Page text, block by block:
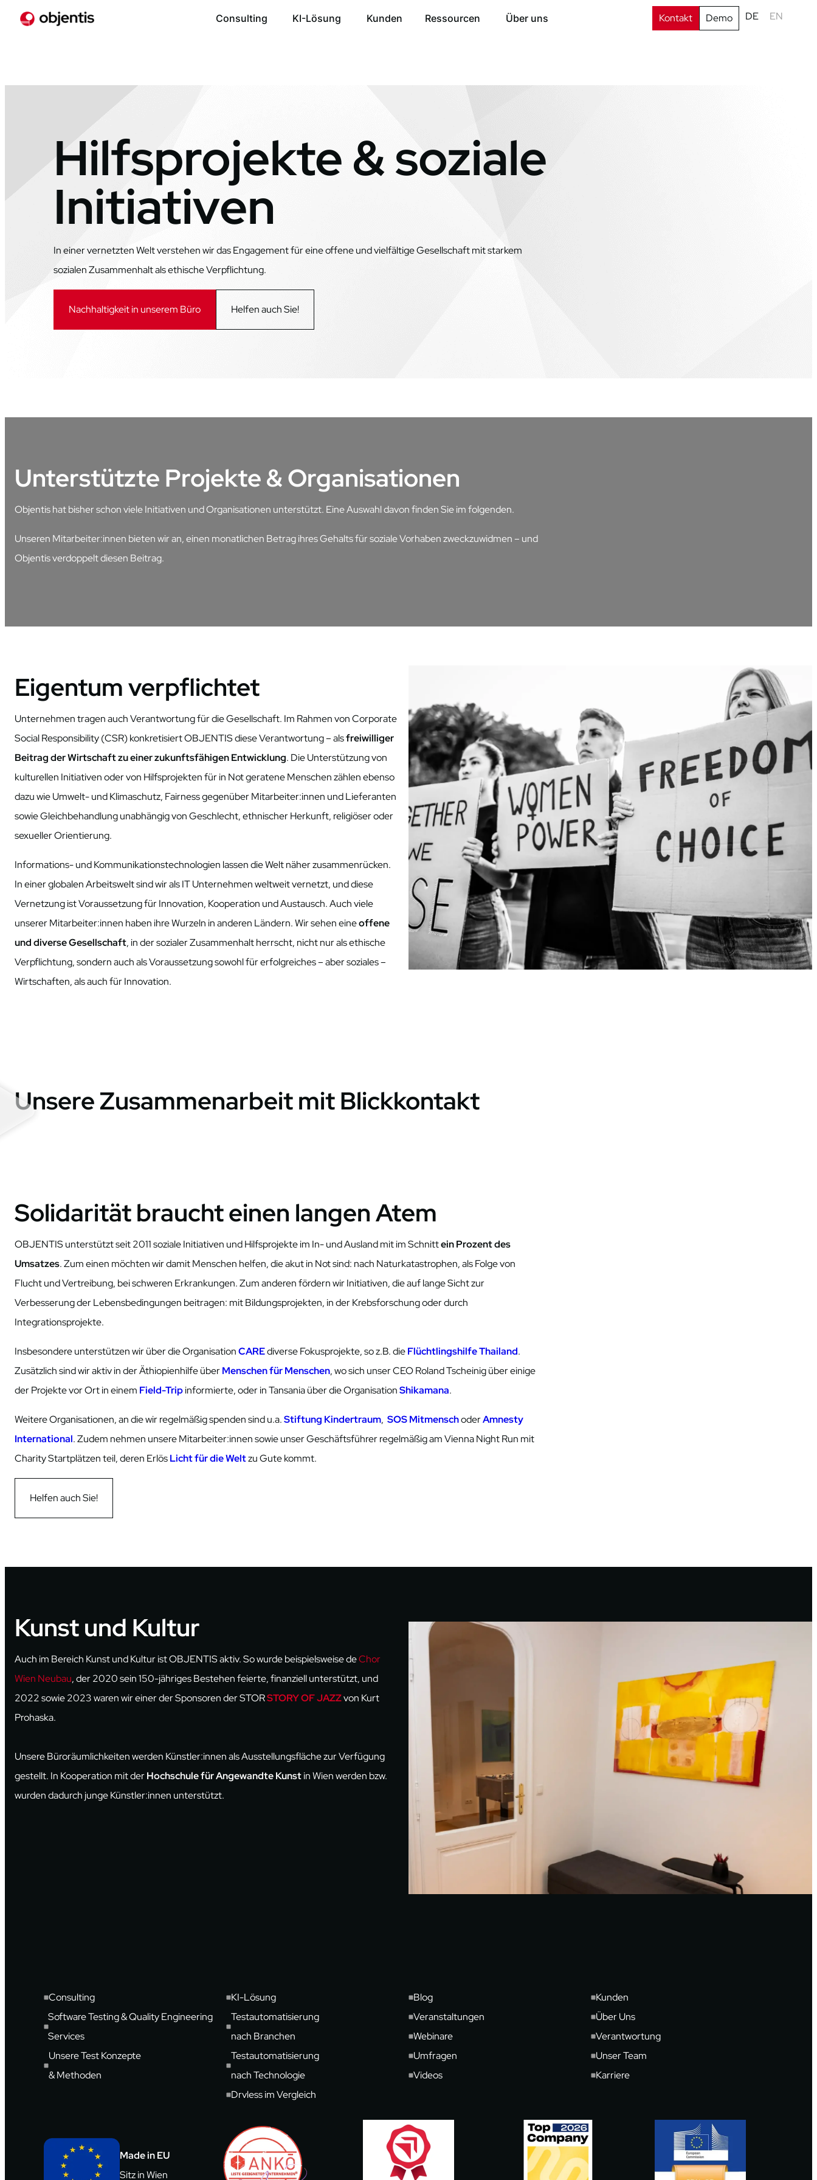
Consulting KI-Lösung Kunden Ressourcen Über uns Kontakt Demo DE EN
Hilfsprojekte & soziale
Initiativen
In einer vernetzten Welt verstehen wir das Engagement für eine offene und vielfältige Gesellschaft mit starkem
sozialen Zusammenhalt als ethische Verpflichtung.
Nachhaltigkeit in unserem Büro Helfen auch Sie!
Unterstützte Projekte & Organisationen
Objentis hat bisher schon viele Initiativen und Organisationen unterstützt. Eine Auswahl davon finden Sie im folgenden.
Unseren Mitarbeiter:innen bieten wir an, einen monatlichen Betrag ihres Gehalts für soziale Vorhaben zweckzuwidmen – und
Objentis verdoppelt diesen Beitrag.
Eigentum verpflichtet
Unternehmen tragen auch Verantwortung für die Gesellschaft. Im Rahmen von Corporate
Social Responsibility (CSR) konkretisiert OBJENTIS diese Verantwortung – alsfreiwilliger
Beitrag der Wirtschaft zu einer zukunftsfähigen Entwicklung. Die Unterstützung von
kulturellen Initiativen oder von Hilfsprojekten für in Not geratene Menschen zählen ebenso
dazu wie Um­welt- und Klimaschutz, Fairness gegenüber Mitarbeiter:innen und Lieferanten
sowie Gleichbehand­lung unabhängig von Geschlecht, ethnischer Herkunft, religiöser oder
sexueller Orientierung.
Informations- und Kommunikationstechnologien lassen die Welt näher zusammenrücken.
In einer globalen Arbeitswelt sind wir als IT Unternehmen weltweit vernetzt, und diese
Vernetzung ist Voraussetzung für Innovation, Kooperation und Austausch. Auch viele
unserer Mitarbeiter:innen haben ihre Wurzeln in anderen Ländern. Wir sehen eineoffene
und diverse Gesellschaft, in der sozialer Zusammenhalt herrscht, nicht nur als ethische
Verpflichtung, sondern auch als Voraussetzung sowohl für erfolgreiches – aber soziales –
Wirtschaften, als auch für Innovation.
Unsere Zusammenarbeit mit Blickkontakt
Solidarität braucht einen langen Atem
OBJENTIS unterstützt seit 2011 soziale Initiativen und Hilfsprojekte im In- und Ausland mit im Schnittein Prozent des
Umsatzes. Zum einen möchten wir damit Menschen helfen, die akut in Not sind: nach Naturkatastrophen, als Folge von
Flucht und Vertreibung, bei schweren Erkrankungen. Zum anderen fördern wir Initiativen, die auf lange Sicht zur
Verbesserung der Lebensbedingungen beitragen: mit Bildungsprojekten, in der Krebsforschung oder durch
Integrationsprojekte.
Insbesondere unterstützen wir über die OrganisationCAREdiverse Fokusprojekte, so z.B. dieFlüchtlingshilfe Thailand.
Zusätzlich sind wir aktiv in der Äthiopienhilfe überMenschen für Menschen, wo sich unser CEO Roland Tscheinig über einige
der Projekte vor Ort in einem Field-Tripinformierte, oder in Tansania über die OrganisationShikamana.
Weitere Organisationen, an die wir regelmäßig spenden sind u.a.Stiftung Kindertraum, SOS MitmenschoderAmnesty
International. Zudem nehmen unsere Mitarbeiter:innen sowie unser Geschäftsführer regelmäßig am Vienna Night Run mit
Charity Startplätzen teil, deren ErlösLicht für die Weltzu Gute kommt.
Helfen auch Sie!
Kunst und Kultur
Auch im Bereich Kunst und Kultur ist OBJENTIS aktiv. So wurde beispielsweise deChor
Wien Neubau, der 2020 sein 150-jähriges Bestehen feierte, finanziell unterstützt, und
2022 sowie 2023 waren wir einer der Sponsoren der STORSTORY OF JAZZvon Kurt
Prohaska.
Unsere Büroräumlichkeiten werden Künstler:innen als Ausstellungsfläche zur Verfügung
gestellt. In Kooperation mit derHochschule für Angewandte Kunstin Wien werden bzw.
wurden dadurch junge Künstler:innen unterstützt.
Consulting
Software Testing & Quality Engineering
Services
Unsere Test Konzepte
& Methoden
KI-Lösung
Testautomatisierung
nach Branchen
Testautomatisierung
nach Technologie
Drvless im Vergleich
Blog
Veranstaltungen
Webinare
Umfragen
Videos
Kunden
Über Uns
Verantwortung
Unser Team
Karriere
Made in EU
Sitz in Wien